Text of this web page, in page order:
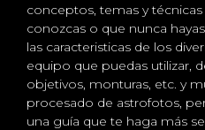
conceptos, temas y
conozcas o que nunca
las caracteristicas de los
equipo que puedas utilizar,
objetivos, monturas, etc. y
procesado de astrofotos,
una guía que te haga más